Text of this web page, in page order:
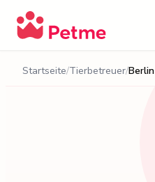
Startseite Tierbetreuer Berlin